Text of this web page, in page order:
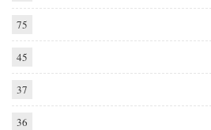
75
45
37
36